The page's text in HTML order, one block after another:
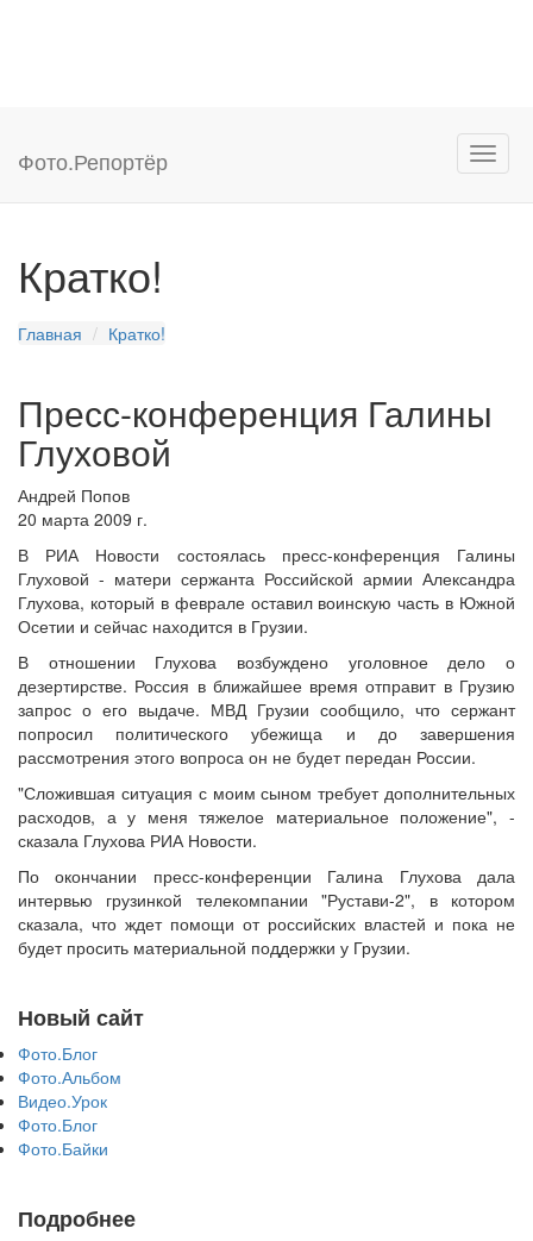
Фото.Репортёр
Кратко!
Главная Кратко!
Пресс-конференция Галины
Глуховой
Андрей Попов
20 марта 2009 г.
В РИА Новости состоялась пресс-конференция Галины
Глуховой - матери сержанта Российской армии Александра
Глухова, который в феврале оставил воинскую часть в Южной
Осетии и сейчас находится в Грузии.
В отношении Глухова возбуждено уголовное дело о
дезертирстве. Россия в ближайшее время отправит в Грузию
запрос о его выдаче. МВД Грузии сообщило, что сержант
попросил политического убежища и до завершения
рассмотрения этого вопроса он не будет передан России.
"Сложившая ситуация с моим сыном требует дополнительных
расходов, а у меня тяжелое материальное положение", -
сказала Глухова РИА Новости.
По окончании пресс-конференции Галина Глухова дала
интервью грузинкой телекомпании "Рустави-2", в котором
сказала, что ждет помощи от российских властей и пока не
будет просить материальной поддержки у Грузии.
Новый сайт
Фото.Блог
Фото.Альбом
Видео.Урок
Фото.Блог
Фото.Байки
Подробнее